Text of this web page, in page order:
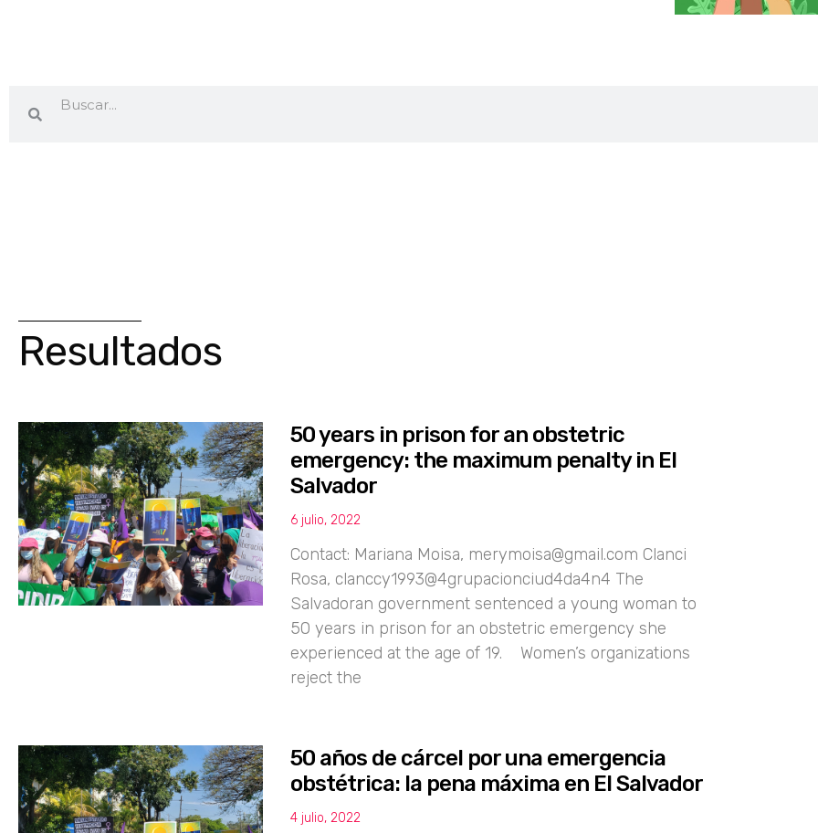
Resultados
50 years in prison for an obstetric
emergency: the maximum penalty in El
Salvador
6 julio, 2022
Contact: Mariana Moisa, merymoisa@gmail.com Clanci
Rosa, clanccy1993@4grupacionciud4da4n4 The
Salvadoran government sentenced a young woman to
50 years in prison for an obstetric emergency she
experienced at the age of 19. Women’s organizations
reject the
50 años de cárcel por una emergencia
obstétrica: la pena máxima en El Salvador
4 julio, 2022